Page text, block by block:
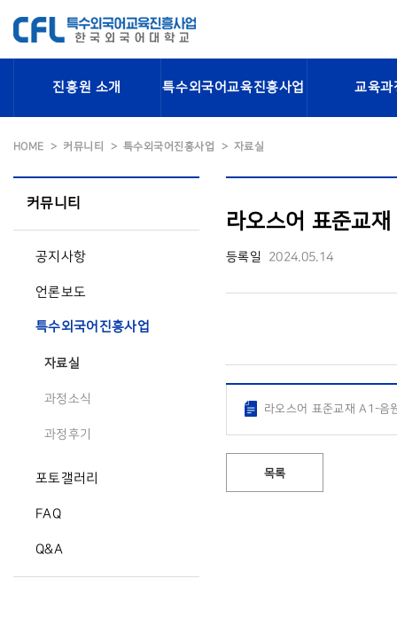
진흥원 소개 특수외국어교육진흥사업 교육과
HOME 커뮤니티 특수외국어진흥사업 자료실
커뮤니티
공지사항
언론보도
특수외국어진흥사업
자료실
과정소식
과정후기
포토갤러리
FAQ
Q&A
라오스어 표준교
등록일 2024.05.14
라오스어 표준교재 A1-음
목록